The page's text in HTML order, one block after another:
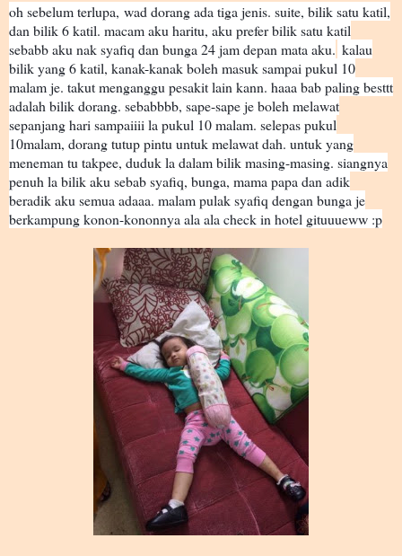
oh sebelum terlupa, wad dorang ada tiga jenis. suite, bilik satu katil,
dan bilik 6 katil. macam aku haritu, aku prefer bilik satu katil
sebabb aku nak syafiq dan bunga 24 jam depan mata aku. 😅
kalau
bilik yang 6 katil, kanak-kanak boleh masuk sampai pukul 10
malam je. takut menganggu pesakit lain kann. haaa bab paling besttt
adalah bilik dorang. sebabbbb, sape-sape je boleh melawat
sepanjang hari sampaiiii la pukul 10 malam. selepas pukul
10malam, dorang tutup pintu untuk melawat dah. untuk yang
meneman tu takpee, duduk la dalam bilik masing-masing. siangnya
penuh la bilik aku sebab syafiq, bunga, mama papa dan adik
beradik aku semua adaaa. malam pulak syafiq dengan bunga je
berkampung konon-kononnya ala ala check in hotel gituuueww :p